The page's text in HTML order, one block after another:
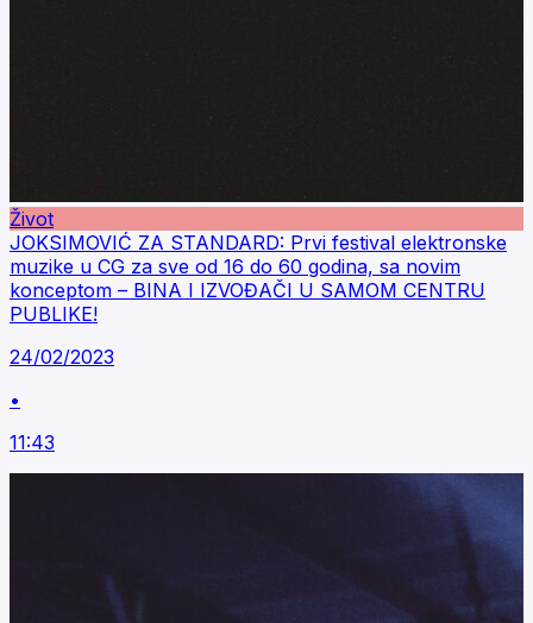
Život
JOKSIMOVIĆ ZA STANDARD: Prvi festival elektronske
muzike u CG za sve od 16 do 60 godina, sa novim
konceptom – BINA I IZVOĐAČI U SAMOM CENTRU
PUBLIKE!
24/02/2023
•
11:43